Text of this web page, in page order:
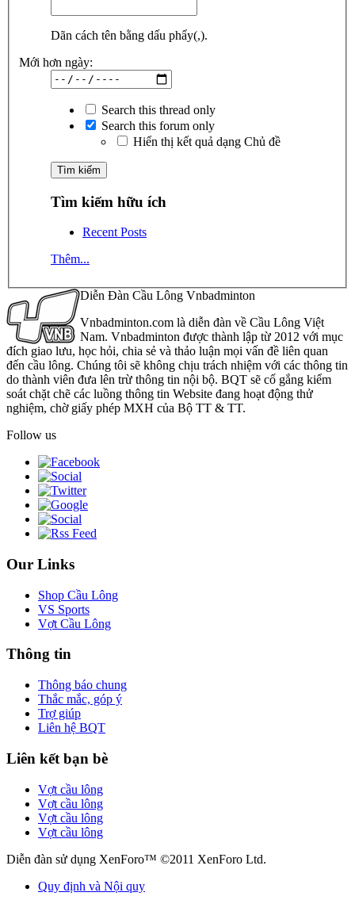
Dãn cách tên bằng dấu phẩy(,).
Mới hơn ngày:
Search this thread only
Search this forum only
Hiển thị kết quả dạng Chủ đề
Tìm kiếm hữu ích
Recent Posts
Thêm...
Diễn Đàn Cầu Lông Vnbadminton
Vnbadminton.com là diễn đàn về Cầu Lông Việt
Nam. Vnbadminton được thành lập từ 2012 với mục
đích giao lưu, học hỏi, chia sẻ và thảo luận mọi vấn đề liên quan
đến cầu lông. Chúng tôi sẽ không chịu trách nhiệm với các thông tin
do thành viên đưa lên trừ thông tin nội bộ. BQT sẽ cố gắng kiểm
soát chặt chẽ các luồng thông tin Website đang hoạt động thử
nghiệm, chờ giấy phép MXH của Bộ TT & TT.
Follow us
Our Links
Shop Cầu Lông
VS Sports
Vợt Cầu Lông
Thông tin
Thông báo chung
Thắc mắc, góp ý
Trợ giúp
Liên hệ BQT
Liên kết bạn bè
Vợt cầu lông
Vợt cầu lông
Vợt cầu lông
Vợt cầu lông
Diễn đàn sử dụng XenForo™ ©2011 XenForo Ltd.
Quy định và Nội quy